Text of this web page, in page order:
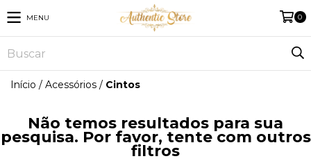
MENU 0
Início / Acessórios / Cintos
Não temos resultados para sua
pesquisa. Por favor, tente com outros
filtros